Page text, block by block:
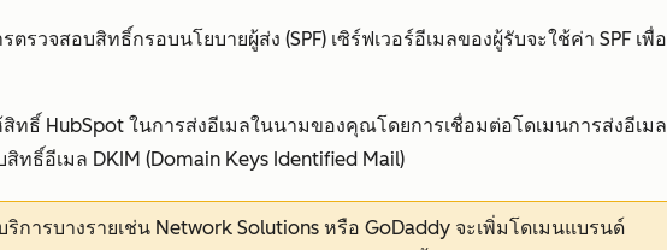
ตรวจสอบสิทธิ์กรอบนโยบายผู้ส่ง (SPF) เซิร์ฟเวอร์อีเมลของผู้รับจะใช้ค่า SPF เพื่อ
ทธิ์ HubSpot ในการส่งอีเมลในนามของคุณโดยการเชื่อมต่อโดเมนการส่งอีเมล
ทธิ์อีเมล DKIM (Domain Keys Identified Mail)
ริการบางรายเช่น Network Solutions หรือ GoDaddy จะเพิ่มโดเมนแบรนด์